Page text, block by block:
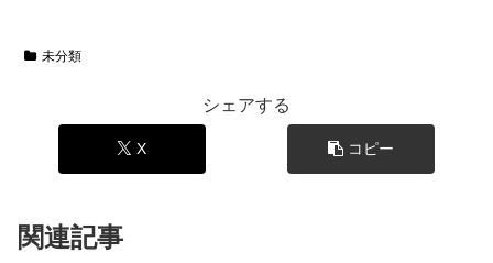
未分類
シェアする
X コピー
関連記事